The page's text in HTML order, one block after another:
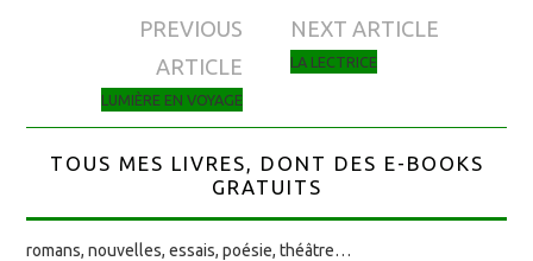
Navigation des articles
PREVIOUS
ARTICLE
LUMIÈRE EN VOYAGE
NEXT ARTICLE
LA LECTRICE
TOUS MES LIVRES, DONT DES E-BOOKS
GRATUITS
romans, nouvelles, essais, poésie, théâtre…